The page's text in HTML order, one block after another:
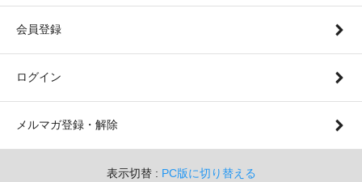
会員登録
ログイン
メルマガ登録・解除
表示切替 : PC版に切り替える